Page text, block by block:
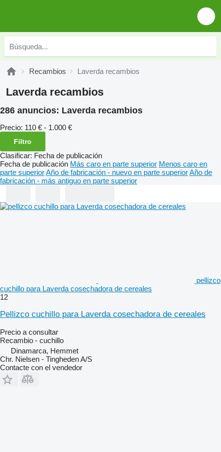
Recambios Laverda recambios
Laverda recambios
286 anuncios: Laverda recambios
Precio: 110 € - 1.000 €
Filtro
Clasificar: Fecha de publicación
Fecha de publicación Más caro en parte superior Menos caro en
parte superiorAño de fabricación - nuevo en parte superiorAño de
fabricación - más antiguo en parte superior
pellizco
cuchillo para Laverda cosechadora de cereales
12
Pellizco cuchillo para Laverda cosechadora de cereales
Precio a consultar
Recambio - cuchillo
Dinamarca, Hemmet
Chr. Nielsen - Tingheden A/S
Contacte con el vendedor